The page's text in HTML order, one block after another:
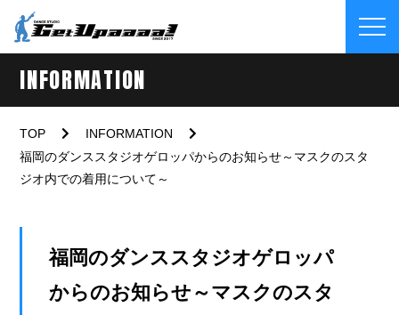
INFORMATION
TOP
INFORMATION
福岡のダンススタジオゲロッパからのお知らせ～マスクのスタ
ジオ内での着用について～
福岡のダンススタジオゲロッパ
からのお知らせ～マスクのスタ